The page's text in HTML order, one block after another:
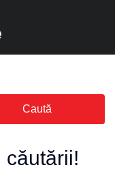
Caută
căutării!